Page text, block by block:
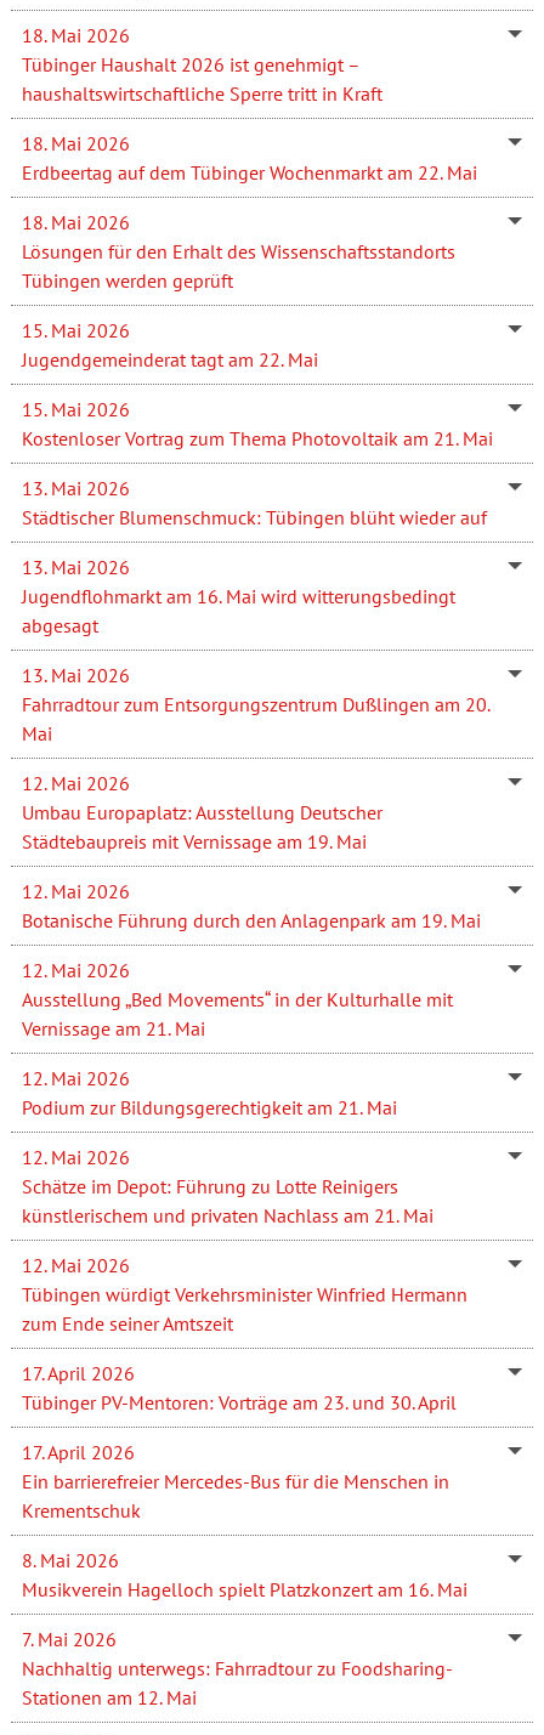
18. Mai 2026
Tübinger Haushalt 2026 ist genehmigt –
haushaltswirtschaftliche Sperre tritt in Kraft
18. Mai 2026
Erdbeertag auf dem Tübinger Wochenmarkt am 22. Mai
18. Mai 2026
Lösungen für den Erhalt des Wissenschaftsstandorts
Tübingen werden geprüft
15. Mai 2026
Jugendgemeinderat tagt am 22. Mai
15. Mai 2026
Kostenloser Vortrag zum Thema Photovoltaik am 21. Mai
13. Mai 2026
Städtischer Blumenschmuck: Tübingen blüht wieder auf
13. Mai 2026
Jugendflohmarkt am 16. Mai wird witterungsbedingt
abgesagt
13. Mai 2026
Fahrradtour zum Entsorgungszentrum Dußlingen am 20.
Mai
12. Mai 2026
Umbau Europaplatz: Ausstellung Deutscher
Städtebaupreis mit Vernissage am 19. Mai
12. Mai 2026
Botanische Führung durch den Anlagenpark am 19. Mai
12. Mai 2026
Ausstellung „Bed Movements“ in der Kulturhalle mit
Vernissage am 21. Mai
12. Mai 2026
Podium zur Bildungsgerechtigkeit am 21. Mai
12. Mai 2026
Schätze im Depot: Führung zu Lotte Reinigers
künstlerischem und privaten Nachlass am 21. Mai
12. Mai 2026
Tübingen würdigt Verkehrsminister Winfried Hermann
zum Ende seiner Amtszeit
17. April 2026
Tübinger PV-Mentoren: Vorträge am 23. und 30. April
17. April 2026
Ein barrierefreier Mercedes-Bus für die Menschen in
Krementschuk
8. Mai 2026
Musikverein Hagelloch spielt Platzkonzert am 16. Mai
7. Mai 2026
Nachhaltig unterwegs: Fahrradtour zu Foodsharing-
Stationen am 12. Mai